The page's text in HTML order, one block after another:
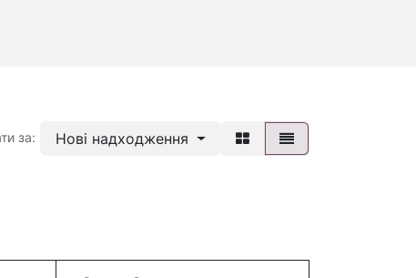
за: Нові надходження